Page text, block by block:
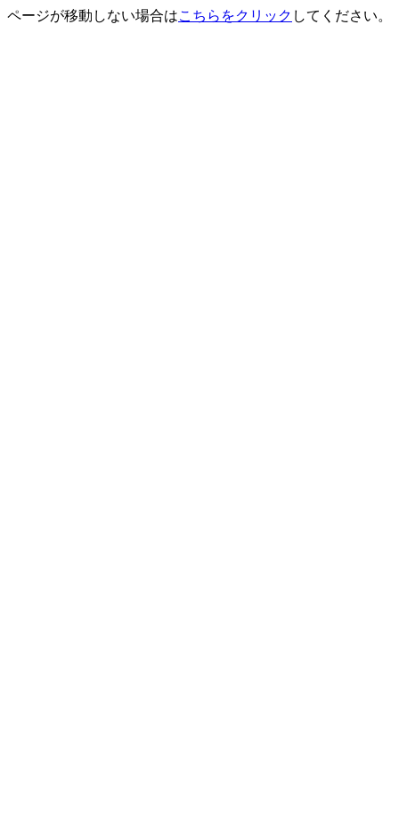
ページが移動しない場合はこちらをクリック してください。